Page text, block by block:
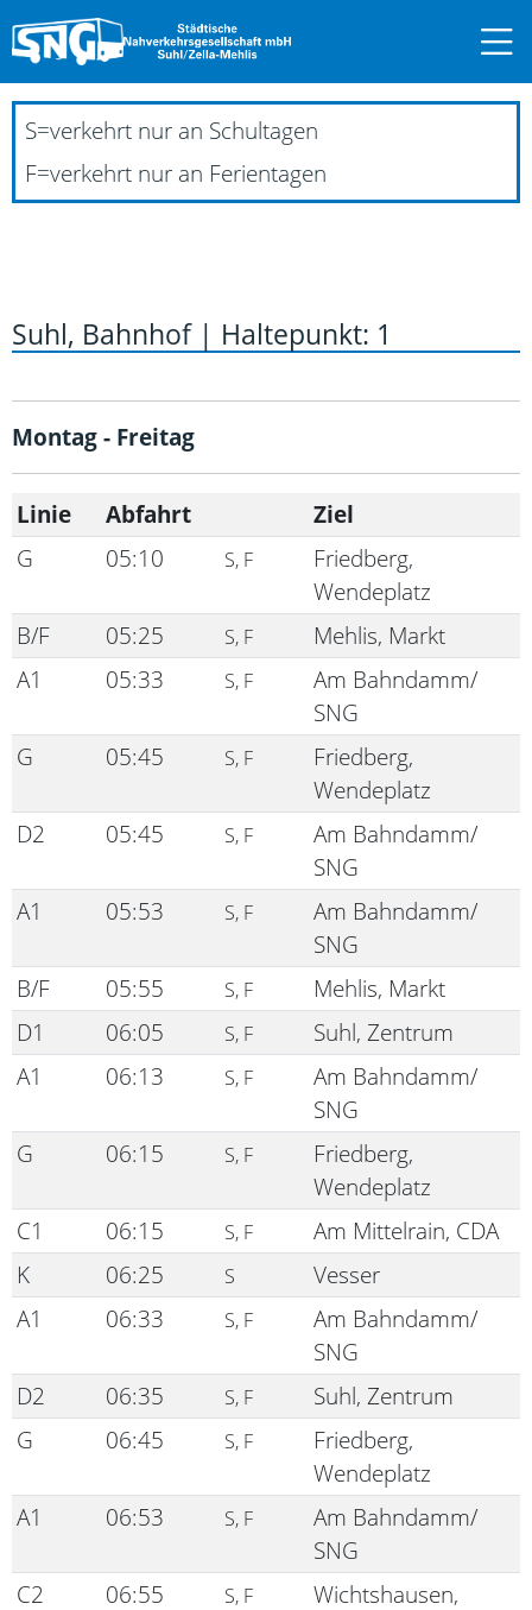
S=verkehrt nur an Schultagen
F=verkehrt nur an Ferientagen
Suhl, Bahnhof | Haltepunkt: 1
Montag - Freitag
Linie Abfahrt
Ziel
G
05:10 S, F
Friedberg,
Wendeplatz
B/F
05:25 S, F
Mehlis, Markt
A1
05:33 S, F
Am Bahndamm/
SNG
G
05:45 S, F
Friedberg,
Wendeplatz
D2
05:45 S, F
Am Bahndamm/
SNG
A1
05:53 S, F
Am Bahndamm/
SNG
B/F
05:55 S, F
Mehlis, Markt
D1
06:05 S, F
Suhl, Zentrum
A1
06:13 S, F
Am Bahndamm/
SNG
G
06:15 S, F
Friedberg,
Wendeplatz
C1
06:15 S, F
Am Mittelrain, CDA
K
06:25 S
Vesser
A1
06:33 S, F
Am Bahndamm/
SNG
D2
06:35 S, F
Suhl, Zentrum
G
06:45 S, F
Friedberg,
Wendeplatz
A1
06:53 S, F
Am Bahndamm/
SNG
C2
06:55 S, F
Wichtshausen,